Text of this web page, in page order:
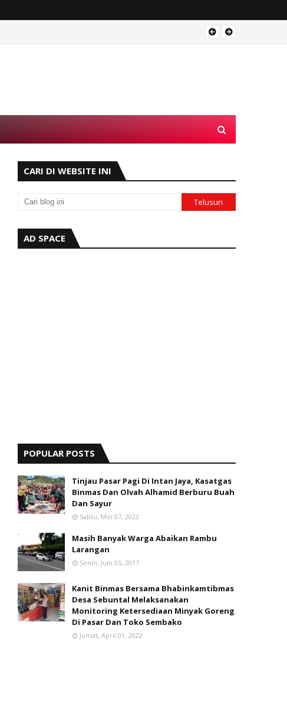
CARI DI WEBSITE INI
AD SPACE
POPULAR POSTS
Tinjau Pasar Pagi Di Intan Jaya, Kasatgas
Binmas Dan Olvah Alhamid Berburu Buah
Dan Sayur
Sabtu, Mei 07, 2022
Masih Banyak Warga Abaikan Rambu
Larangan
Senin, Juni 05, 2017
Kanit Binmas Bersama Bhabinkamtibmas
Desa Sebuntal Melaksanakan
Monitoring Ketersediaan Minyak Goreng
Di Pasar Dan Toko Sembako
Jumat, April 01, 2022